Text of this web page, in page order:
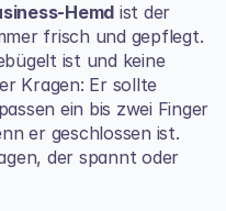
Hemd ist der
frisch und gepflegt.
ist und keine
Kragen: Er sollte
ein bis zwei Finger
er geschlossen ist.
der spannt oder